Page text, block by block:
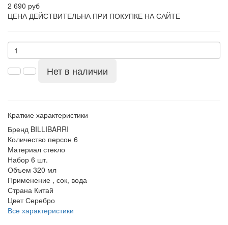
2 690 руб
ЦЕНА ДЕЙСТВИТЕЛЬНА ПРИ ПОКУПКЕ НА САЙТЕ
Нет в наличии
Краткие характеристики
Бренд BILLIBARRI
Количество персон 6
Материал стекло
Набор 6 шт.
Объем 320 мл
Применение , сок, вода
Страна Китай
Цвет Серебро
Все характеристики